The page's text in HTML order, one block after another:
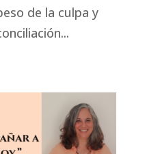
de la culpa y